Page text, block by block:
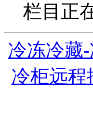
栏目正
冷冻冷藏
冷柜远程